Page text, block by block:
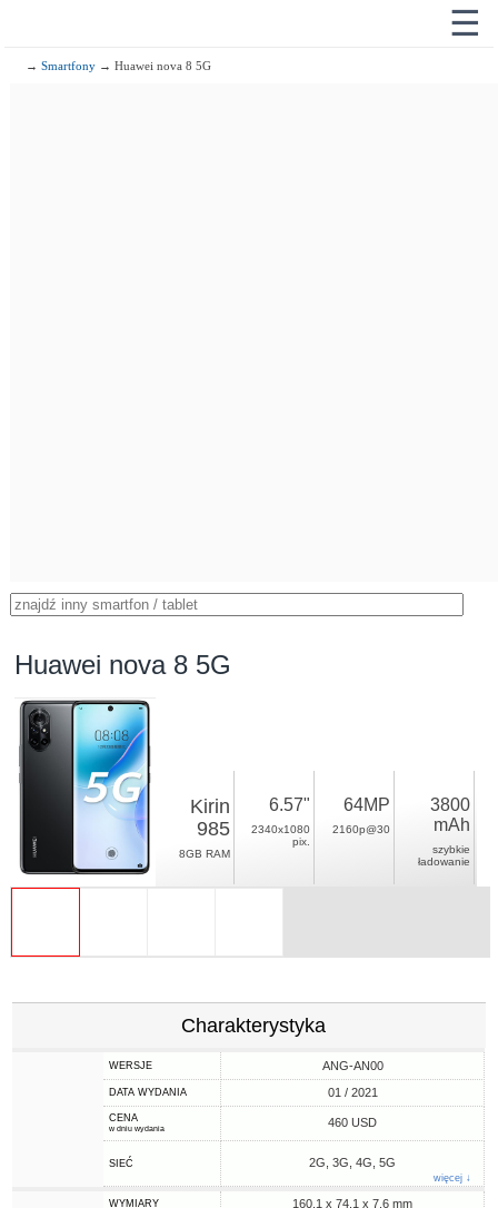
☰
→Smartfony → Huawei nova 8 5G
Huawei nova 8 5G
Kirin
985
8GB RAM
6.57"
2340x1080
pix.
64MP
2160p@30
3800
mAh
szybkie
ładowanie
Charakterystyka
WERSJE ANG-AN00
DATA WYDANIA 01 / 2021
CENA
w dniu wydania 460 USD
SIEĆ 2G, 3G, 4G, 5G
więcej ↓
WYMIARY 160.1 x 74.1 x 7.6 mm